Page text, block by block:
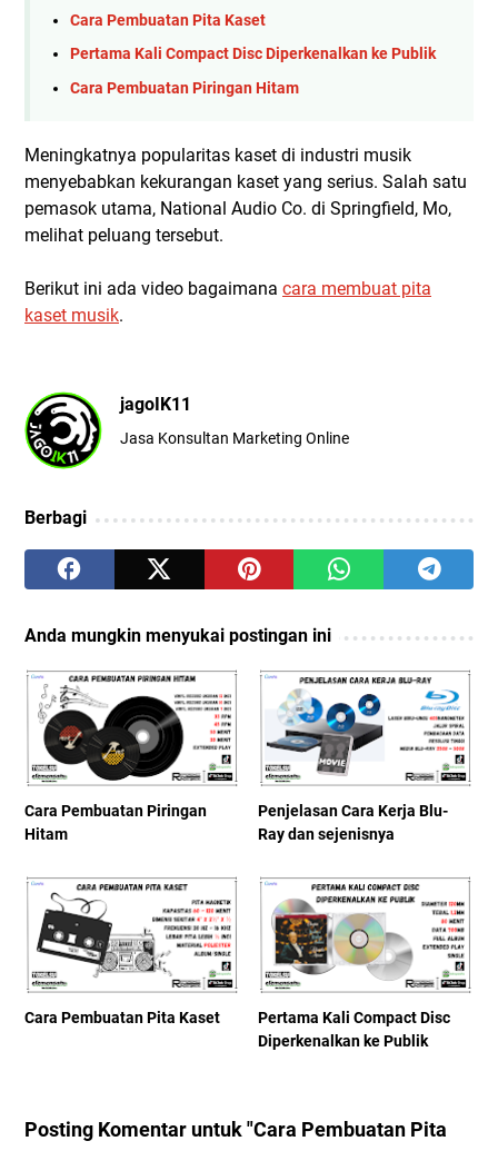
Cara Pembuatan Pita Kaset
Pertama Kali Compact Disc Diperkenalkan ke Publik
Cara Pembuatan Piringan Hitam
Meningkatnya popularitas kaset di industri musik
menyebabkan kekurangan kaset yang serius. Salah satu
pemasok utama, National Audio Co. di Springfield, Mo,
melihat peluang tersebut.
Berikut ini ada video bagaimana cara membuat pita
kaset musik.
jagoIK11
Jasa Konsultan Marketing Online
Berbagi
Anda mungkin menyukai postingan ini
Cara Pembuatan Piringan
Hitam
Penjelasan Cara Kerja Blu-
Ray dan sejenisnya
Cara Pembuatan Pita Kaset
Pertama Kali Compact Disc
Diperkenalkan ke Publik
Posting Komentar untuk "Cara Pembuatan Pita